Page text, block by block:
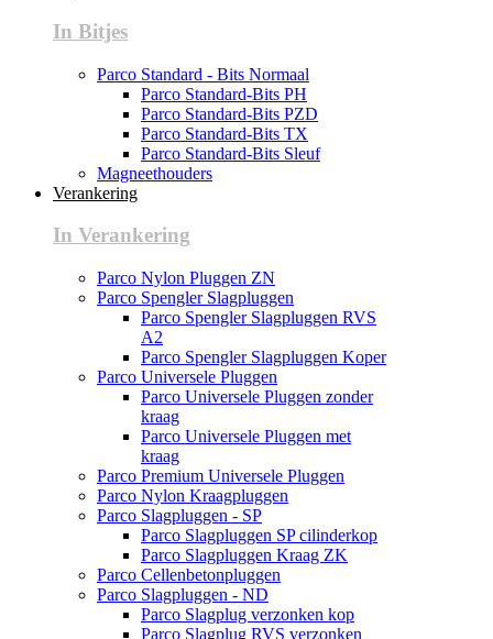
In Bitjes
Parco Standard - Bits Normaal
Parco Standard-Bits PH
Parco Standard-Bits PZD
Parco Standard-Bits TX
Parco Standard-Bits Sleuf
Magneethouders
Verankering
In Verankering
Parco Nylon Pluggen ZN
Parco Spengler Slagpluggen
Parco Spengler Slagpluggen RVS
A2
Parco Spengler Slagpluggen Koper
Parco Universele Pluggen
Parco Universele Pluggen zonder
kraag
Parco Universele Pluggen met
kraag
Parco Premium Universele Pluggen
Parco Nylon Kraagpluggen
Parco Slagpluggen - SP
Parco Slagpluggen SP cilinderkop
Parco Slagpluggen Kraag ZK
Parco Cellenbetonpluggen
Parco Slagpluggen - ND
Parco Slagplug verzonken kop
Parco Slagplug RVS verzonken